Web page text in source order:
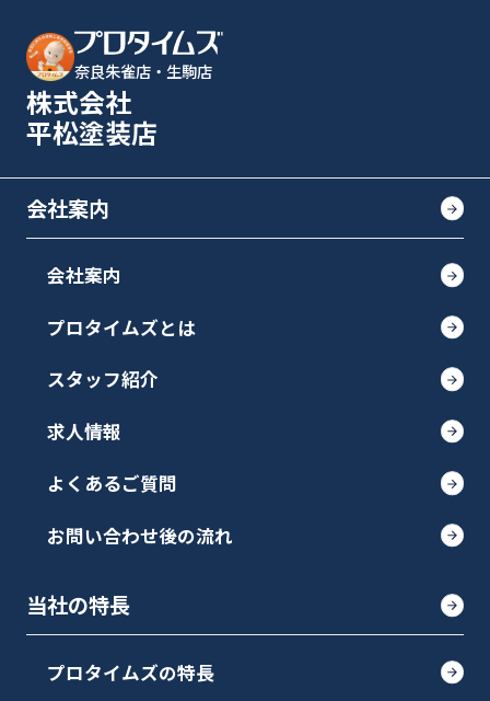
奈良朱雀店・生駒店
株式会社
平松塗装店
会社案内
会社案内
プロタイムズとは
スタッフ紹介
求人情報
よくあるご質問
お問い合わせ後の流れ
当社の特長
プロタイムズの特長